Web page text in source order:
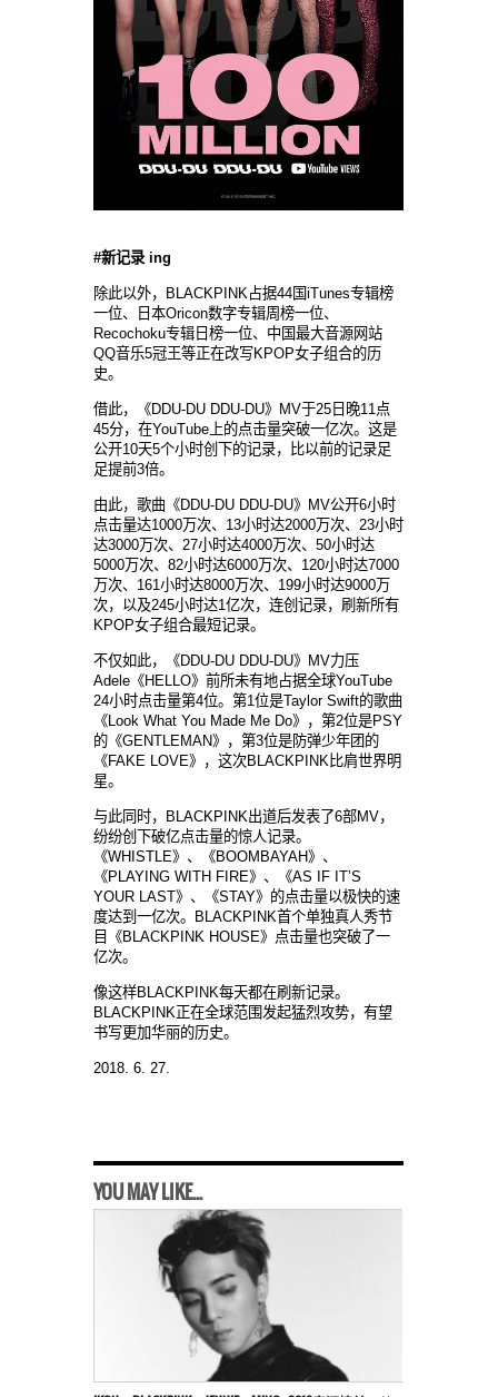
#新记录 ing
除此以外，BLACKPINK占据44国iTunes专辑榜
一位、日本Oricon数字专辑周榜一位、
Recochoku专辑日榜一位、中国最大音源网站
QQ音乐5冠王等正在改写KPOP女子组合的历
史。
借此，《DDU-DU DDU-DU》MV于25日晚11点
45分，在YouTube上的点击量突破一亿次。这是
公开10天5个小时创下的记录，比以前的记录足
足提前3倍。
由此，歌曲《DDU-DU DDU-DU》MV公开6小时
点击量达1000万次、13小时达2000万次、23小时
达3000万次、27小时达4000万次、50小时达
5000万次、82小时达6000万次、120小时达7000
万次、161小时达8000万次、199小时达9000万
次，以及245小时达1亿次，连创记录，刷新所有
KPOP女子组合最短记录。
不仅如此，《DDU-DU DDU-DU》MV力压
Adele《HELLO》前所未有地占据全球YouTube
24小时点击量第4位。第1位是Taylor Swift的歌曲
《Look What You Made Me Do》，第2位是PSY
的《GENTLEMAN》，第3位是防弹少年团的
《FAKE LOVE》，这次BLACKPINK比肩世界明
星。
与此同时，BLACKPINK出道后发表了6部MV，
纷纷创下破亿点击量的惊人记录。
《WHISTLE》、《BOOMBAYAH》、
《PLAYING WITH FIRE》、《AS IF IT’S
YOUR LAST》、《STAY》的点击量以极快的速
度达到一亿次。BLACKPINK首个单独真人秀节
目《BLACKPINK HOUSE》点击量也突破了一
亿次。
像这样BLACKPINK每天都在刷新记录。
BLACKPINK正在全球范围发起猛烈攻势，有望
书写更加华丽的历史。
2018. 6. 27.
YOU MAY LIKE...